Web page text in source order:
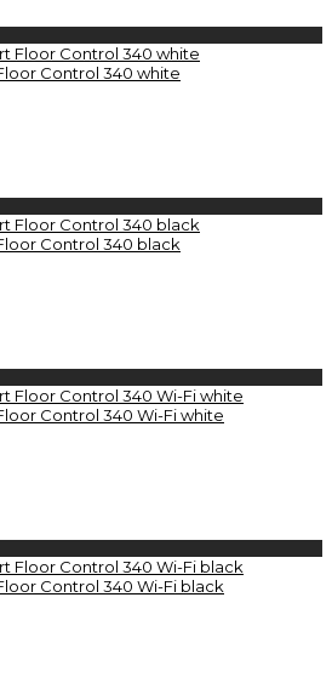
Control 340 white
Control 340 black
Control 340 Wi-Fi white
Control 340 Wi-Fi black